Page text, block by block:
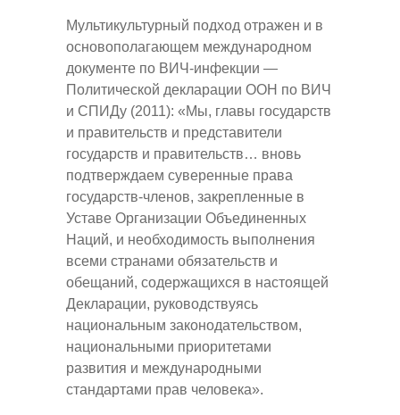
Мультикультурный подход отражен и в
основополагающем международном
документе по ВИЧ-инфекции —
Политической декларации ООН по ВИЧ
и СПИДу (2011): «Мы, главы государств
и правительств и представители
государств и правительств… вновь
подтверждаем суверенные права
государств-членов, закрепленные в
Уставе Организации Объединенных
Наций, и необходимость выполнения
всеми странами обязательств и
обещаний, содержащихся в настоящей
Декларации, руководствуясь
национальным законодательством,
национальными приоритетами
развития и международными
стандартами прав человека».